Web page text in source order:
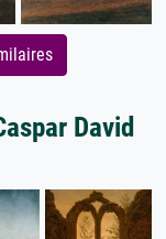
David